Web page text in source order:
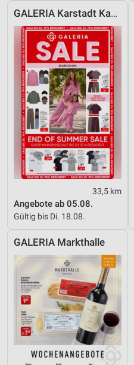
GALERIA Karstadt Kaufhof
33,5 km
Angebote ab 05.08.
Gültig bis Di. 18.08.
GALERIA Markthalle